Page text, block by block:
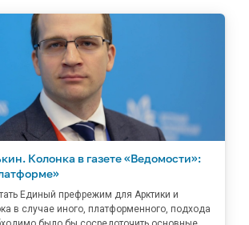
Колонка в газете «Ведомости»:
Единый префрежим для Арктики и
в случае иного, платформенного, подхода